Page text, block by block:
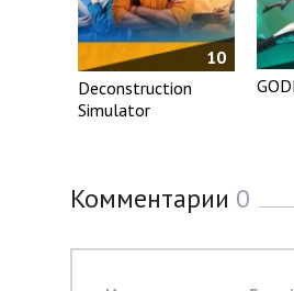
10
Deconstruction
Simulator
Комментарии 0